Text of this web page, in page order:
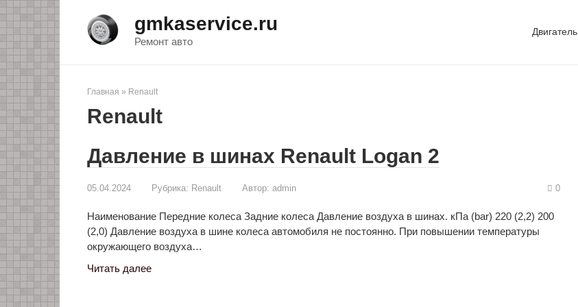
Перейти
к
контенту
gmkaservice.ru
Ремонт авто
Двигатель
Главная » Renault
Renault
Давление в шинах Renault Logan 2
05.04.2024 Рубрика: Renault Автор: admin 0
Наименование Передние колеса Задние колеса Давление воздуха в шинах. кПа (bar) 220 (2,2) 200
(2,0) Давление воздуха в шине колеса автомобиля не постоянно. При повышении температуры
окружающего воздуха…
Читать далее